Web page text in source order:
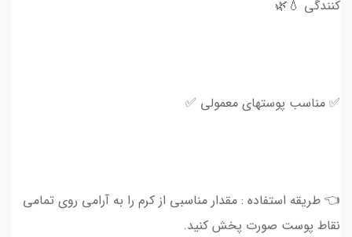
کنندگی 💧🌿
✅ مناسب پوستهای معمولی ✅
👈 طریقه استفاده : مقدار مناسبی از کرم را به آرامی روی تمامی
نقاط پوست صورت پخش کنید.